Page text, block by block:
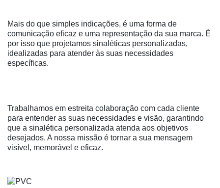
Mais do que simples indicações, é uma forma de
comunicação eficaz e uma representação da sua marca. É
por isso que projetamos sinaléticas personalizadas,
idealizadas para atender às suas necessidades
específicas.
Trabalhamos em estreita colaboração com cada cliente
para entender as suas necessidades e visão, garantindo
que a sinalética personalizada atenda aos objetivos
desejados. A nossa missão é tornar a sua mensagem
visível, memorável e eficaz.